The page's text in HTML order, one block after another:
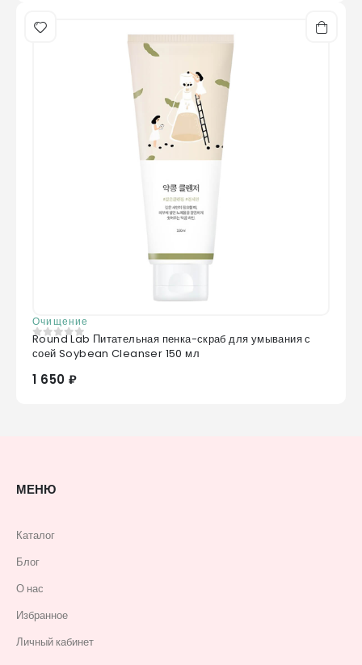
Очищение
0из 5
Round Lab Питательная пенка-скраб для умывания с
соей Soybean Cleanser 150 мл
1 650 ₽
МЕНЮ
Каталог
Блог
О нас
Избранное
Личный кабинет